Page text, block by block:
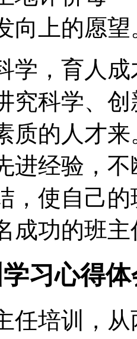
向上的愿望
学，育人
究科学、
质的人才
进经验，
，使自己
成功的班主
习心得
任培训，